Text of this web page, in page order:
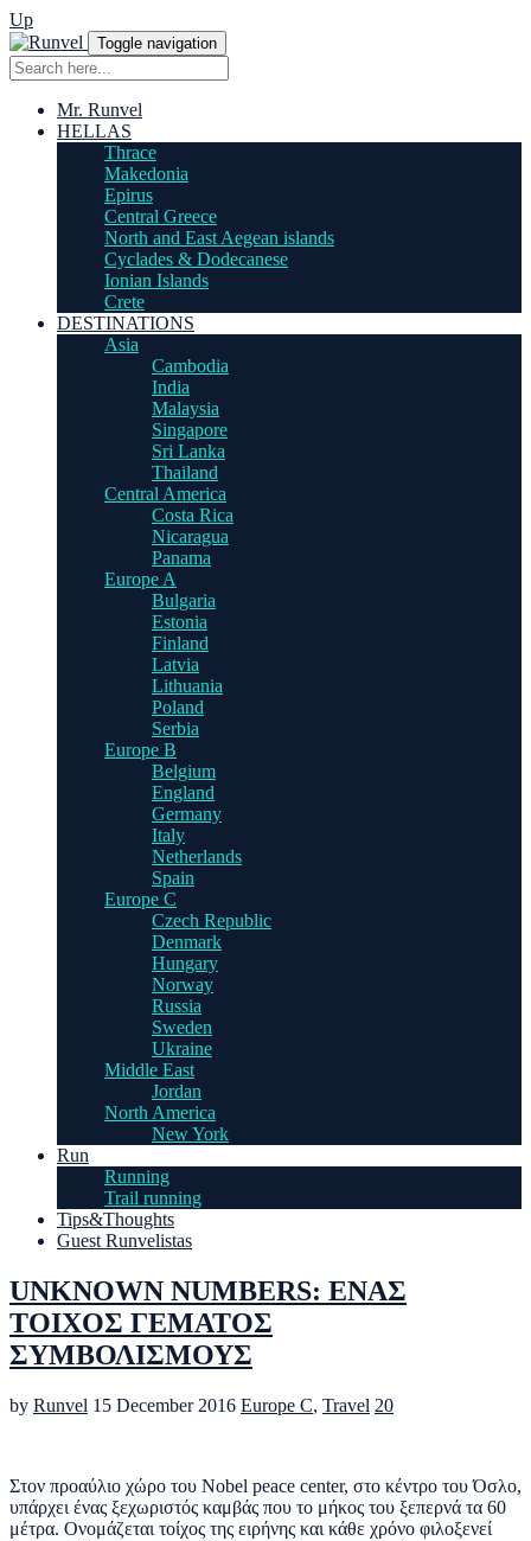
Up
Toggle navigation
Mr. Runvel
HELLAS
Thrace
Makedonia
Epirus
Central Greece
North and East Aegean islands
Cyclades & Dodecanese
Ionian Islands
Crete
DESTINATIONS
Asia
Cambodia
India
Malaysia
Singapore
Sri Lanka
Thailand
Central America
Costa Rica
Nicaragua
Panama
Europe A
Bulgaria
Estonia
Finland
Latvia
Lithuania
Poland
Serbia
Europe B
Belgium
England
Germany
Italy
Netherlands
Spain
Europe C
Czech Republic
Denmark
Hungary
Norway
Russia
Sweden
Ukraine
Middle East
Jordan
North America
New York
Run
Running
Trail running
Tips&Thoughts
Guest Runvelistas
UNKNOWN NUMBERS: ΕΝΑΣ
ΤΟΙΧΟΣ ΓΕΜΑΤΟΣ
ΣΥΜΒΟΛΙΣΜΟΥΣ
by Runvel 15 December 2016 Europe C, Travel 20
Στον προαύλιο χώρο του Nobel peace center, στο κέντρο του Όσλο,
υπάρχει ένας ξεχωριστός καμβάς που το μήκος του ξεπερνά τα 60
μέτρα. Ονομάζεται τοίχος της ειρήνης και κάθε χρόνο φιλοξενεί